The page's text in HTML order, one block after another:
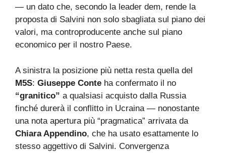
— un dato che, secondo la leader dem, rende la
proposta di Salvini non solo sbagliata sul piano dei
valori, ma controproducente anche sul piano
economico per il nostro Paese.
A sinistra la posizione più netta resta quella del
M5S: Giuseppe Conte ha confermato il no
“granitico” a qualsiasi acquisto dalla Russia
finché durerà il conflitto in Ucraina — nonostante
una nota apertura più “pragmatica” arrivata da
Chiara Appendino, che ha usato esattamente lo
stesso aggettivo di Salvini. Convergenza